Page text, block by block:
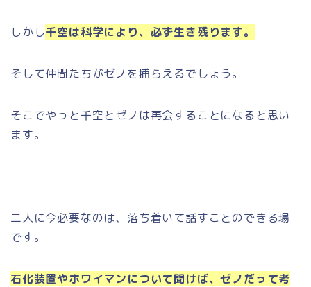
しかし千空は科学により、必ず生き残ります。
そして仲間たちがゼノを捕らえるでしょう。
そこでやっと千空とゼノは再会することになると思い
ます。
二人に今必要なのは、落ち着いて話すことのできる場
です。
石化装置やホワイマンについて聞けば、ゼノだって考